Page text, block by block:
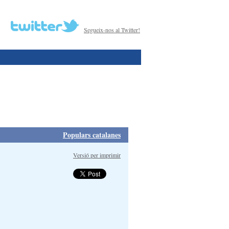
Segueix-nos al Twitter!
Populars catalanes
Versió per imprimir